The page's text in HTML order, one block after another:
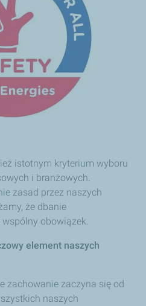
istotnym kryterium wyboru
i branżowych.
zasad przez naszych
że dbanie
obowiązek.
element naszych
zachowanie zaczyna się od
naszych